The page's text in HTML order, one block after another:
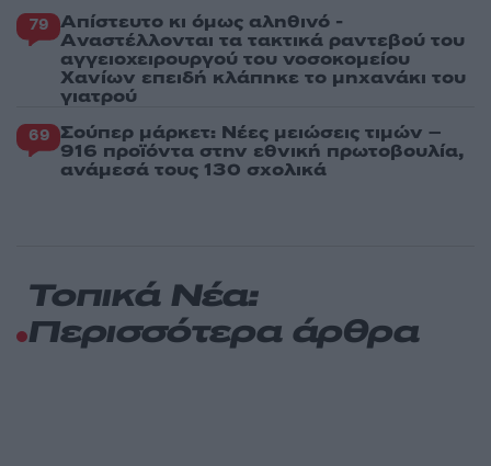
79 Απίστευτο κι όμως αληθινό -
Aναστέλλονται τα τακτικά ραντεβού του
αγγειοχειρουργού του νοσοκομείου
Χανίων επειδή κλάπηκε το μηχανάκι του
γιατρού
69 Σούπερ μάρκετ: Νέες μειώσεις τιμών –
916 προϊόντα στην εθνική πρωτοβουλία,
ανάμεσά τους 130 σχολικά
Τοπικά Νέα:
Περισσότερα άρθρα